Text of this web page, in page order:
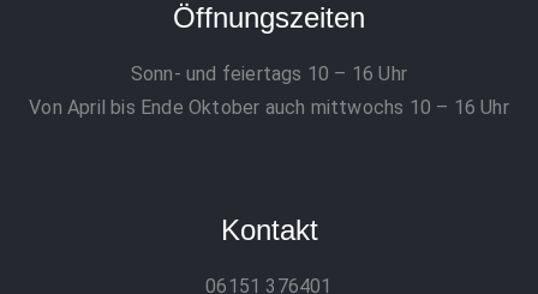
Öffnungszeiten
Sonn- und feiertags 10 – 16 Uhr
Von April bis Ende Oktober auch mittwochs 10 – 16 Uhr
Kontakt
06151 376401